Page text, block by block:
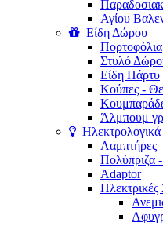
Αγίου
Είδη Δώρου
Πορτοφόλια
Στυλό
Είδη Πάρτυ
Κούπες -
Άλμπουμ
Λαμπτήρες
Πολύπριζα
Adaptor
Ηλεκτρικές